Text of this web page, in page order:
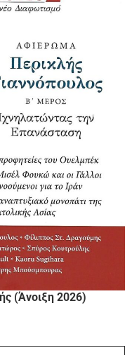
(Άνοιξη 2026)